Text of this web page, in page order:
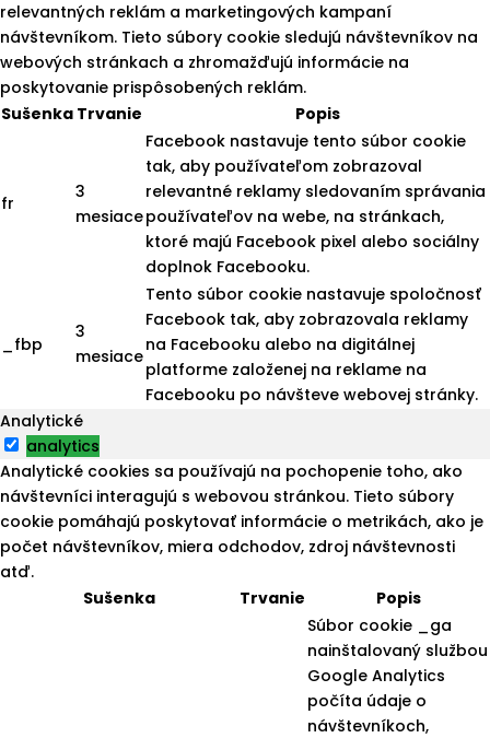
relevantných reklám a marketingových kampaní
návštevníkom. Tieto súbory cookie sledujú návštevníkov na
webových stránkach a zhromažďujú informácie na
poskytovanie prispôsobených reklám.
Sušenka Trvanie Popis
fr
3
mesiace
Facebook nastavuje tento súbor cookie
tak, aby používateľom zobrazoval
relevantné reklamy sledovaním správania
používateľov na webe, na stránkach,
ktoré majú Facebook pixel alebo sociálny
doplnok Facebooku.
_fbp
3
mesiace
Tento súbor cookie nastavuje spoločnosť
Facebook tak, aby zobrazovala reklamy
na Facebooku alebo na digitálnej
platforme založenej na reklame na
Facebooku po návšteve webovej stránky.
Analytické
analytics
Analytické cookies sa používajú na pochopenie toho, ako
návštevníci interagujú s webovou stránkou. Tieto súbory
cookie pomáhajú poskytovať informácie o metrikách, ako je
počet návštevníkov, miera odchodov, zdroj návštevnosti
atď.
Sušenka
Trvanie Popis
Súbor cookie _ga
nainštalovaný službou
Google Analytics
počíta údaje o
návštevníkoch,